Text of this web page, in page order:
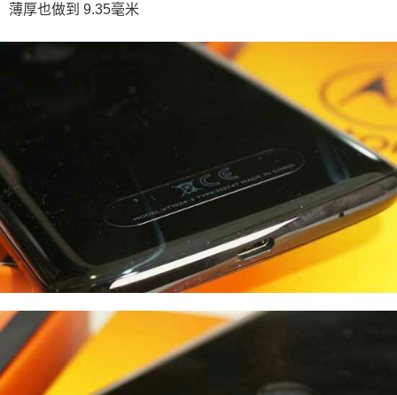
薄厚也做到 9.35毫米